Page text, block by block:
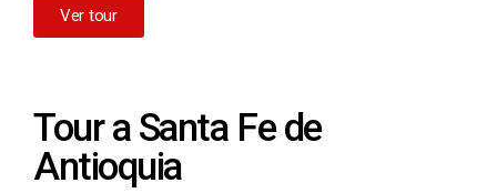
Ver tour
Tour a Santa Fe de
Antioquia